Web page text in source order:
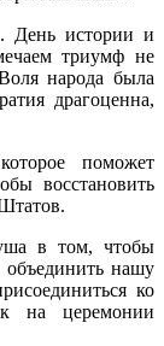
День истории и
триумф не
народа была
драгоценна,
поможет
восстановить
в том, чтобы
нашу
ко
на церемонии